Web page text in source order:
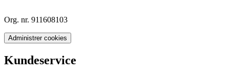
Org. nr. 911608103
Administrer cookies
Kundeservice